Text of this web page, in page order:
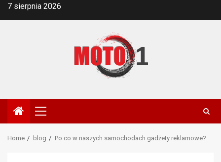
Skip7 sierpnia 2026
Primary
Menu
Home blog Po co w naszych samochodach gadżety reklamowe?